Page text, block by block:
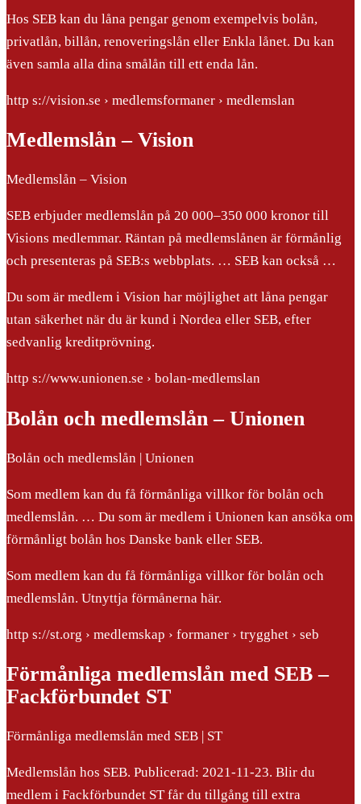
Hos SEB kan du låna pengar genom exempelvis bolån,
privatlån, billån, renoveringslån eller Enkla lånet. Du kan
även samla alla dina smålån till ett enda lån.
http s://vision.se › medlemsformaner › medlemslan
Medlemslån – Vision
Medlemslån – Vision
SEB erbjuder medlemslån på 20 000–350 000 kronor till
Visions medlemmar. Räntan på medlemslånen är förmånlig
och presenteras på SEB:s webbplats. … SEB kan också …
Du som är medlem i Vision har möjlighet att låna pengar
utan säkerhet när du är kund i Nordea eller SEB, efter
sedvanlig kreditprövning.
http s://www.unionen.se › bolan-medlemslan
Bolån och medlemslån – Unionen
Bolån och medlemslån | Unionen
Som medlem kan du få förmånliga villkor för bolån och
medlemslån. … Du som är medlem i Unionen kan ansöka om
förmånligt bolån hos Danske bank eller SEB.
Som medlem kan du få förmånliga villkor för bolån och
medlemslån. Utnyttja förmånerna här.
http s://st.org › medlemskap › formaner › trygghet › seb
Förmånliga medlemslån med SEB –
Fackförbundet ST
Förmånliga medlemslån med SEB | ST
Medlemslån hos SEB. Publicerad: 2021-11-23. Blir du
medlem i Fackförbundet ST får du tillgång till extra